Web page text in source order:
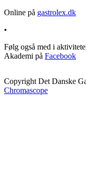
Online på gastrolex.dk
•
Følg også med i
Akademi på Facebook
Copyright Det Danske
Chromascope